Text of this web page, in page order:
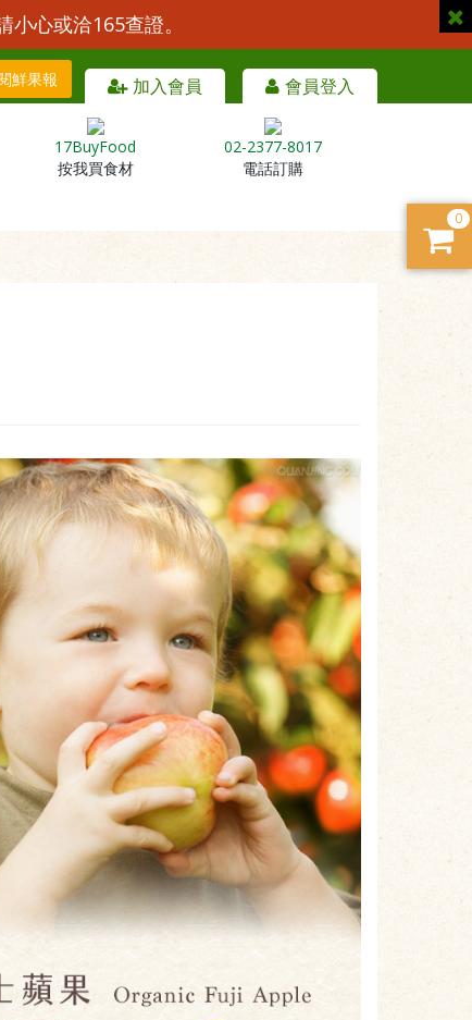
心或洽165查證。
加入會員 會員登入
鮮果報
17BuyFood
按我買食材
02-2377-8017
電話訂購
0